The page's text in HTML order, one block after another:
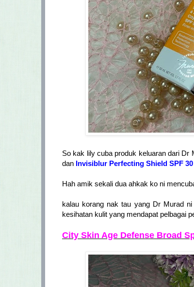
So kak lily cuba produk keluaran dari Dr
dan Invisiblur Perfecting Shield SPF 30
Hah amik sekali dua ahkak ko ni
kalau korang nak tau yang Dr Murad
kesihatan kulit yang mendapat pelbagai
City Skin Age Defense Broad